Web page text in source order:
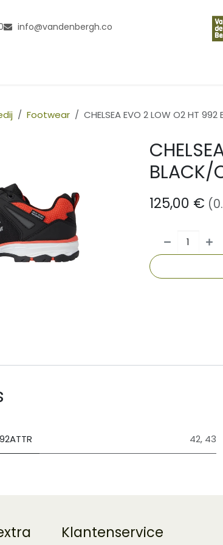
info@vandenbergh.co
Footwear CHELSEA EVO 2 LOW O2 HT 992
BLACK/
125,00 €
42, 43
Klantenservice